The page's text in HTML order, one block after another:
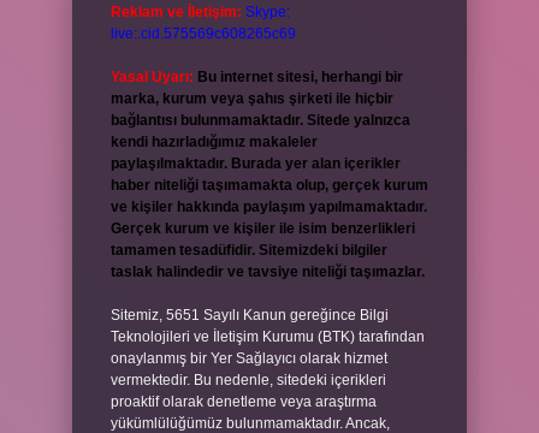
Reklam ve İletişim: Skype:
live:.cid.575569c608265c69
Yasal Uyarı: Bu internet sitesi, herhangi bir
marka, kurum veya şahıs şirketi ile hiçbir
bağlantısı bulunmamaktadır. Sitede yalnızca
kendi hazırladığımız makaleler
paylaşılmaktadır. Burada yer alan içerikler
haber niteliği taşımamakta olup, gerçek kurum
ve kişiler hakkında paylaşım yapılmamaktadır.
Gerçek kurum ve kişiler ile isim benzerlikleri
tamamen tesadüfidir. Sitemizdeki bilgiler
taslak halindedir ve tavsiye niteliği taşımazlar.
Sitemiz, 5651 Sayılı Kanun gereğince Bilgi
Teknolojileri ve İletişim Kurumu (BTK) tarafından
onaylanmış bir Yer Sağlayıcı olarak hizmet
vermektedir. Bu nedenle, sitedeki içerikleri
proaktif olarak denetleme veya araştırma
yükümlülüğümüz bulunmamaktadır. Ancak,